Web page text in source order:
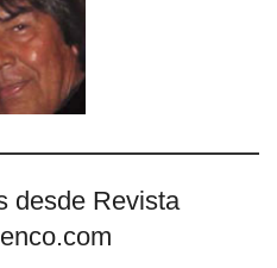
desde Revista